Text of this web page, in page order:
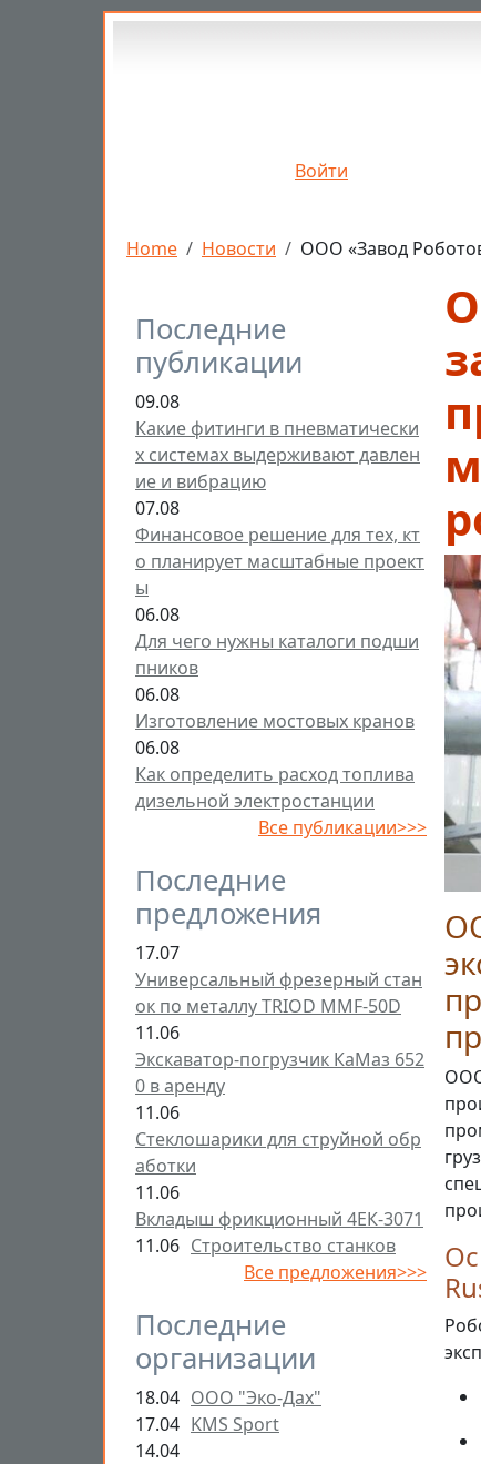
Перейти к основному содержанию
Войти
Строка навигации
Home Новости ООО «Завод
Последние
публикации
09.08
Какие фитинги в пневматически
х системах выдерживают давлен
ие и вибрацию
07.08
Финансовое решение для тех, кт
о планирует масштабные проект
ы
06.08
Для чего нужны каталоги подши
пников
06.08
Изготовление мостовых кранов
06.08
Как определить расход топлива
дизельной электростанции
Все публикации>>>
Последние
предложения
17.07
Универсальный фрезерный стан
ок по металлу TRIOD MMF-50D
11.06
Экскаватор-погрузчик КаМаз 652
0 в аренду
11.06
Стеклошарики для струйной обр
аботки
11.06
Вкладыш фрикционный 4ЕК-3071
11.06 Строительство станков
Все предложения>>>
Последние
организации
18.04 ООО "Эко-Дах"
17.04 KMS Sport
14.04